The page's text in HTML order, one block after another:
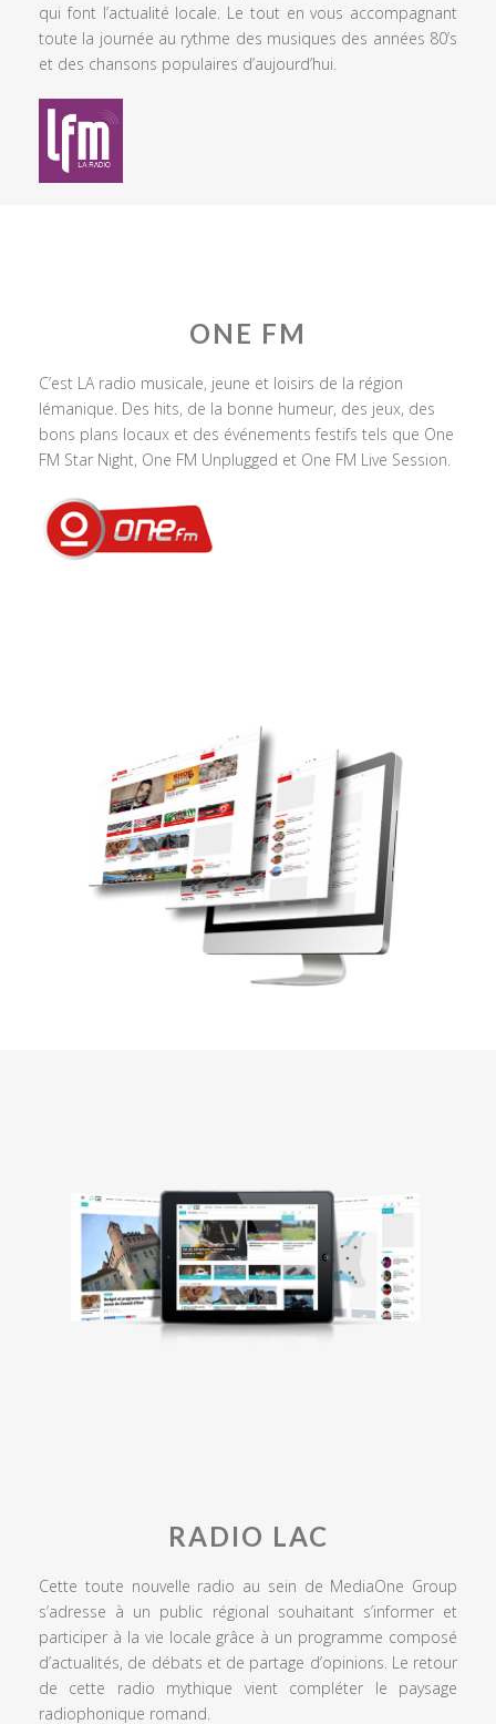
qui font l’actualité locale. Le tout en vous accompagnant
toute la journée au rythme des musiques des années 80’s
et des chansons populaires d’aujourd’hui.
ONE FM
C’est LA radio musicale, jeune et loisirs de la région
lémanique. Des hits, de la bonne humeur, des jeux, des
bons plans locaux et des événements festifs tels que One
FM Star Night, One FM Unplugged et One FM Live Session.
RADIO LAC
Cette toute nouvelle radio au sein de MediaOne Group
s’adresse à un public régional souhaitant s’informer et
participer à la vie locale grâce à un programme composé
d’actualités, de débats et de partage d’opinions. Le retour
de cette radio mythique vient compléter le paysage
radiophonique romand.